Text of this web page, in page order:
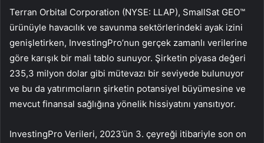
Terran Orbital Corporation (NYSE: LLAP), SmallSat GEO™
ürünüyle havacılık ve savunma sektörlerindeki ayak izini
genişletirken, InvestingPro’nun gerçek zamanlı verilerine
göre karışık bir mali tablo sunuyor. Şirketin piyasa değeri
235,3 milyon dolar gibi mütevazı bir seviyede bulunuyor
ve bu da yatırımcıların şirketin potansiyel büyümesine ve
mevcut finansal sağlığına yönelik hissiyatını yansıtıyor.
InvestingPro Verileri, 2023’ün 3. çeyreği itibariyle son on